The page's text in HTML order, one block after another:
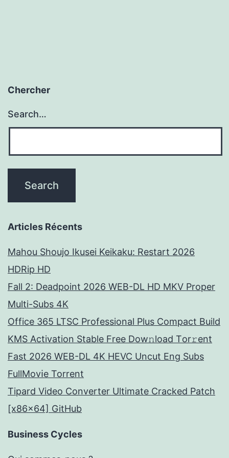
Chercher
Search…
Articles Récents
Mahou Shoujo Ikusei Keikaku: Restart 2026
HDRip HD
Fall 2: Deadpoint 2026 WEB-DL HD MKV Proper
Multi-Subs 4K
Office 365 LTSC Professional Plus Compact Build
KMS Activation Stable Frее Dow𝚗load Tоr𝚛ent
Fast 2026 WEB-DL 4K HEVC Uncut Eng Subs
FullMov𝗂e Torrent
Tipard Video Converter Ultimate Cracked Patch
[x86x64] GitHub
Business Cycles